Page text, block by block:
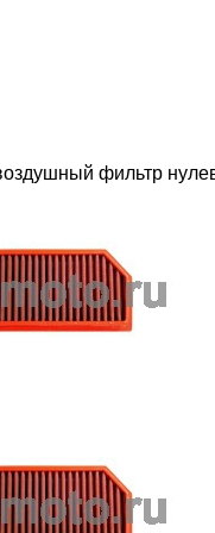
фильтр